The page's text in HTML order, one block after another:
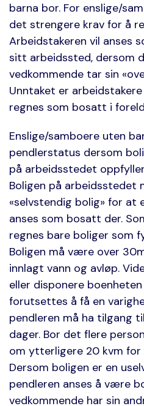
barna bor. For enslige/
det strengere krav for å
Arbeidstakeren vil anses
sitt arbeidssted, dersom
vedkommende tar sin
Unntaket er
regnes som bosatt i
Enslige/samboere uten
pendlerstatus dersom
på arbeidsstedet
Boligen på arbeidsstedet
«selvstendig bolig» for at
anses som bosatt der.
regnes bare boliger som
Boligen må være over
innlagt vann og avløp.
eller disponere
forutsettes å få en
pendleren må ha tilgang
dager. Bor det flere
om ytterligere 20 kvm for
Dersom boligen er en
pendleren anses å være
vedkommende har sin